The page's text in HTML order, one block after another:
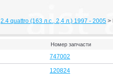
2.4 quattro (163 л.с., 2,4 л.) 1997 - 2005 >
Номер запчасти
747002
120824